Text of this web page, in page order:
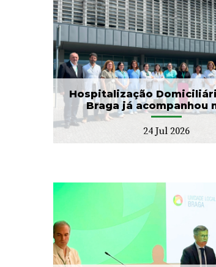
Hospitalização
Braga já acompanhou
24 Jul 2026
ULS Braga
Mundial do
as II Jorna...
22 Jul 2026
Banco de Sangue
gesto solidário da